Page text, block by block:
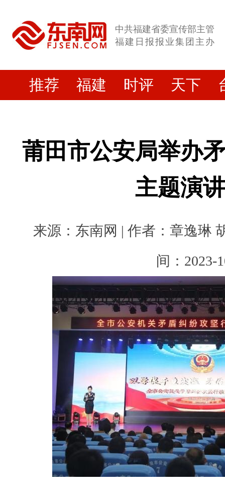
中共福建省委宣传部主管
福建日报报业集团主办
推荐 福建 时评 天下
莆田市公安局举办
主题演
来源：东南网 | 作者：章逸琳
间：2023-